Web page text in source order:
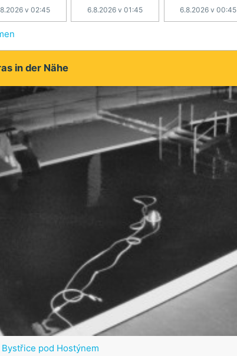
v 02:45 6.8.2026 v 01:45 6.8.2026 v 00:45
in der Nähe
pod Hostýnem